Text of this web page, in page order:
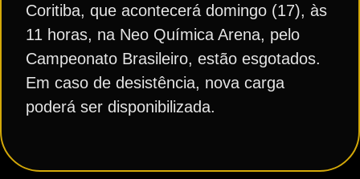
Coritiba, que acontecerá domingo (17), às
11 horas, na Neo Química Arena, pelo
Campeonato Brasileiro, estão esgotados.
Em caso de desistência, nova carga
poderá ser disponibilizada.